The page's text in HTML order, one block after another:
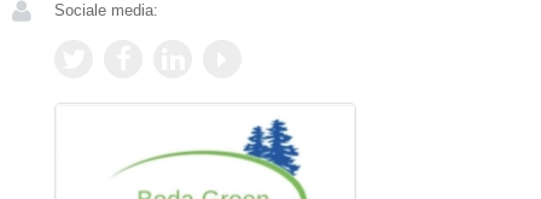
Sociale media: